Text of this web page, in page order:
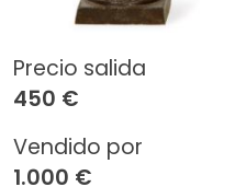
Precio salida
450 €
Vendido por
1.000 €